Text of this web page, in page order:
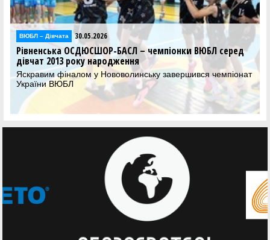
Відео 30.05.2026
Фінал чотирьох ВЮБЛ серед дівчат 2013 року:
відеотрансляція матчів 30 травня
Дивіться трансляцію вирішальних матчів Фіналу
ВЮБЛ серед дівчат 2013 року